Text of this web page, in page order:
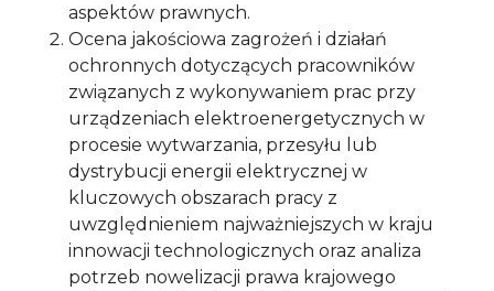
aspektów prawnych.
Ocena jakościowa zagrożeń i działań
ochronnych dotyczących pracowników
związanych z wykonywaniem prac przy
urządzeniach elektroenergetycznych w
procesie wytwarzania, przesyłu lub
dystrybucji energii elektrycznej w
kluczowych obszarach pracy z
uwzględnieniem najważniejszych w kraju
innowacji technologicznych oraz analiza
potrzeb nowelizacji prawa krajowego